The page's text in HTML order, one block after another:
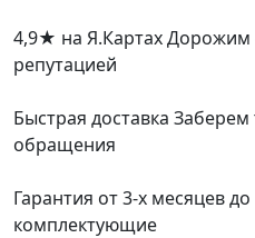
4,9★ на Я.КартахДорожим
репутацией
Быстрая доставка Заберем
обращения
Гарантия от 3-х месяцев до
комплектующие